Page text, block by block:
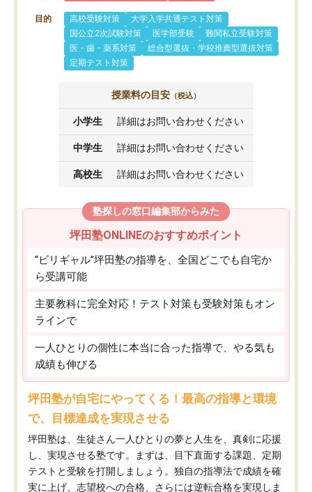
目的 高校受験対策
大学入学共通テスト対策
国公立2次試験対策
医学部受験
難関私立受験対策
医・歯・薬系対策
総合型選抜・学校推薦型選抜対策
定期テスト対策
授業料の目安 （税込）
小学生 詳細はお問い合わせください
中学生 詳細はお問い合わせください
高校生 詳細はお問い合わせください
塾探しの窓口編集部からみた
坪田塾ONLINEのおすすめポイント
“ビリギャル”坪田塾の指導を、全国どこでも自宅か
ら受講可能
主要教科に完全対応！テスト対策も受験対策もオン
ラインで
一人ひとりの個性に本当に合った指導で、やる気も
成績も伸びる
坪田塾が自宅にやってくる！最高の指導と環境
で、目標達成を実現させる
坪田塾は、生徒さん一人ひとりの夢と人生を、真剣に応援
し、実現させる塾です。まずは、目下直面する課題、定期
テストと受験を打開しましょう。独自の指導法で成績を確
実に上げ、志望校への合格、さらには逆転合格を実現しま